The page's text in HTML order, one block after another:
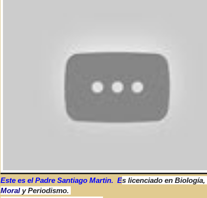
Este es el Padre Santiago Martin. Es licenciado en Biología,
Moral y Periodismo.